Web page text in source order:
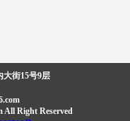
大街15号9层
All Right Reserved